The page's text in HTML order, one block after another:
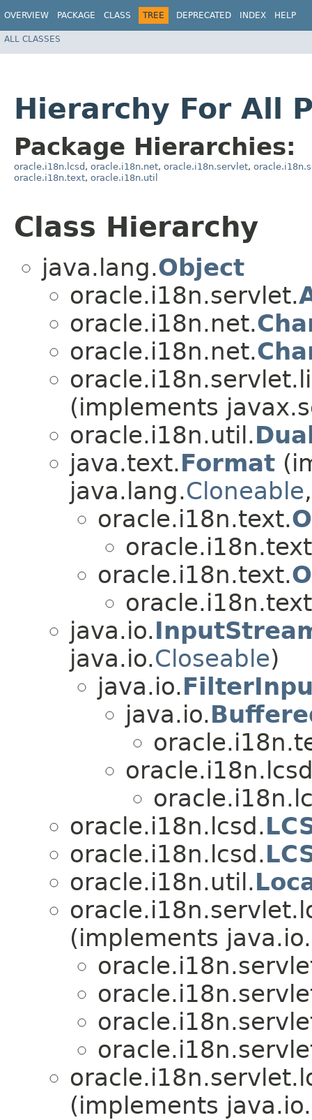
OVERVIEW PACKAGE CLASS TREE DEPRECATED INDEX HELP
ALL CLASSES
Hierarchy For All
Package Hierarchies:
oracle.i18n.lcsd , oracle.i18n.net, oracle.i18n.servlet,
oracle.i18n.text, oracle.i18n.util
Class Hierarchy
java.lang.Object
oracle.i18n.servlet.
oracle.i18n.net.
oracle.i18n.net.
(implements
oracle.i18n.util.
java.text.Format
java.lang.Cloneable
oracle.i18n.text.
oracle.i18n.text.
java.io.
java.io.Closeable)
java.io.
java.io.
oracle.i18n.lcsd.
oracle.i18n.lcsd.
oracle.i18n.util.
(implements java.io.
(implements java.io.